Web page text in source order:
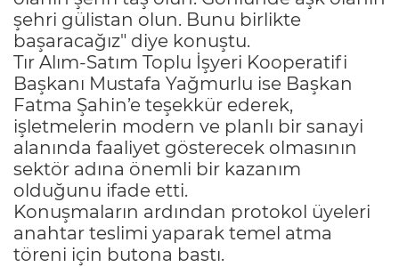
şehri gülistan olun. Bunu birlikte
başaracağız" diye konuştu.
Tır Alım-Satım Toplu İşyeri Kooperatifi
Başkanı Mustafa Yağmurlu ise Başkan
Fatma Şahin’e teşekkür ederek,
işletmelerin modern ve planlı bir sanayi
alanında faaliyet gösterecek olmasının
sektör adına önemli bir kazanım
olduğunu ifade etti.
Konuşmaların ardından protokol üyeleri
anahtar teslimi yaparak temel atma
töreni için butona bastı.